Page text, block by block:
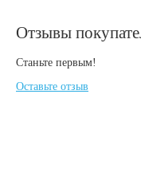
Отзывы
Станьте первым!
Оставьте отзыв